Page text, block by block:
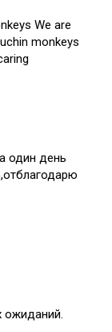
We are
monkeys
один день
ожиданий.